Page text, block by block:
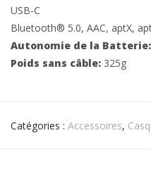
USB-C
Bluetooth® 5.0, AAC, aptX,
Autonomie de la Batterie:
Poids sans câble: 325g
Catégories : Accessoires,